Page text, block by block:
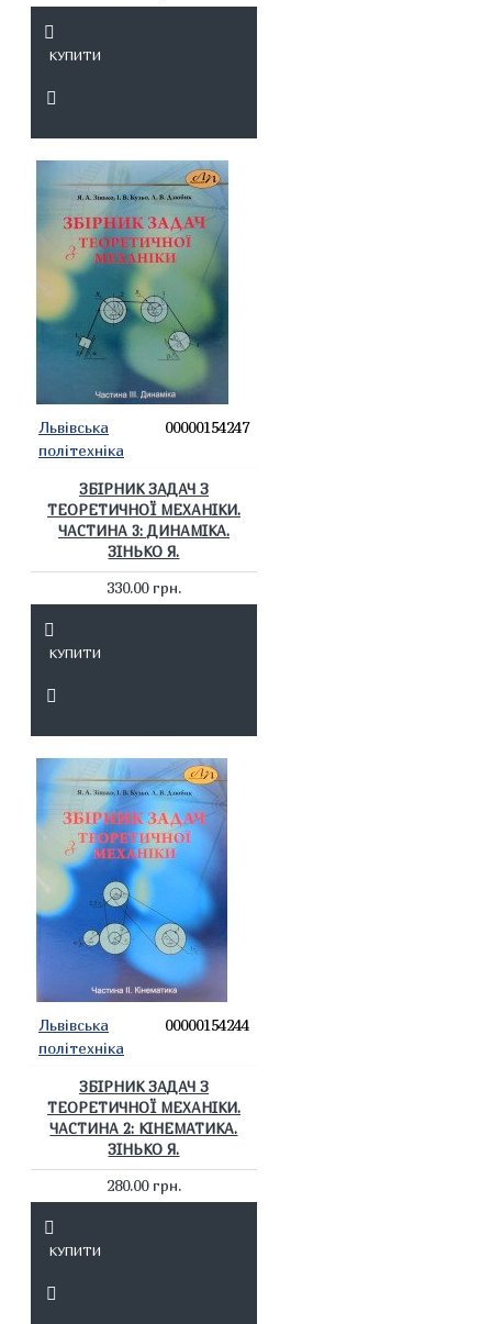
КУПИТИ
Львівська
політехніка
00000154247
ЗБІРНИК ЗАДАЧ З
ТЕОРЕТИЧНОЇ МЕХАНІКИ.
ЧАСТИНА 3: ДИНАМІКА.
ЗІНЬКО Я.
330.00 грн.
КУПИТИ
Львівська
політехніка
00000154244
ЗБІРНИК ЗАДАЧ З
ТЕОРЕТИЧНОЇ МЕХАНІКИ.
ЧАСТИНА 2: КІНЕМАТИКА.
ЗІНЬКО Я.
280.00 грн.
КУПИТИ